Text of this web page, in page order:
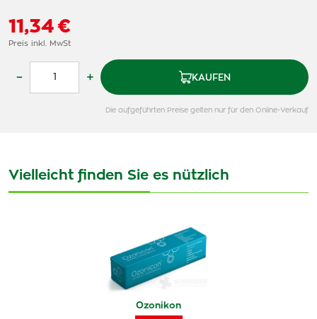
11,34 €
Preis inkl. MwSt
– + KAUFEN
Die aufgeführten Preise gelten nur für den Online-Verkauf
Vielleicht finden Sie es nützlich
Ozonikon